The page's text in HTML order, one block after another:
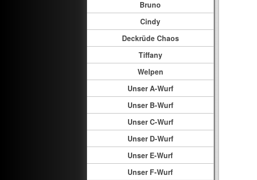
Bruno
Cindy
Deckrüde Chaos
Tiffany
Welpen
Unser A-Wurf
Unser B-Wurf
Unser C-Wurf
Unser D-Wurf
Unser E-Wurf
Unser F-Wurf